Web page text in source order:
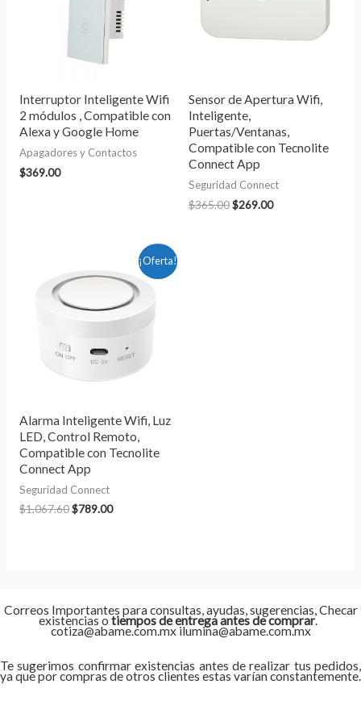
Interruptor Inteligente Wifi
2 módulos , Compatible con
Alexa y Google Home
Apagadores y Contactos
$369.00
Sensor de Apertura Wifi,
Inteligente,
Puertas/Ventanas,
Compatible con Tecnolite
Connect App
Seguridad Connect
$365.00$269.00
¡Oferta!
Alarma Inteligente Wifi, Luz
LED, Control Remoto,
Compatible con Tecnolite
Connect App
Seguridad Connect
$1,067.60
original
$1,067.60.
$789.00
precio
actual
es:
$789.00.
Correos Importantes para consultas, ayudas, sugerencias, Checar
existencias o tiempos de entrega antes de comprar.
cotiza@abame.com.mx ilumina@abame.com.mx
Te sugerimos confirmar existencias antes de realizar tus pedidos,
ya que por compras de otros clientes estas varían constantemente.